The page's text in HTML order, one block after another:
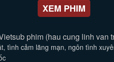
XEM PHIM
phim (hau cung linh van
tình cảm lãng mạn, ngôn tình